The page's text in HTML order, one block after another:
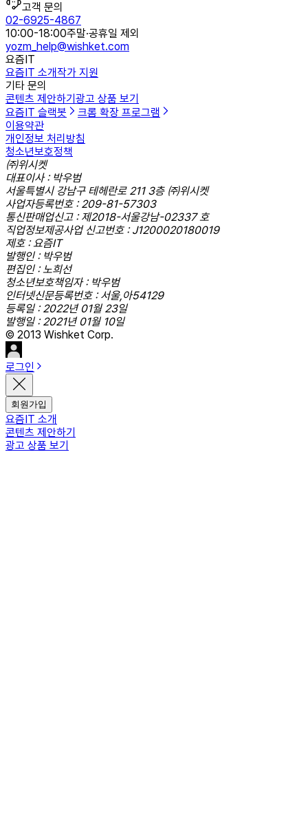
고객 문의
02-6925-4867
10:00-18:00주말·공휴일 제외
yozm_help@wishket.com
요즘IT
요즘IT 소개작가 지원
기타 문의
콘텐츠 제안하기광고 상품 보기
요즘IT 슬랙봇
크롬 확장 프로그램
이용약관
개인정보 처리방침
청소년보호정책
㈜위시켓
대표이사 : 박우범
서울특별시 강남구 테헤란로 211 3층 ㈜위시켓
사업자등록번호 : 209-81-57303
통신판매업신고 : 제2018-서울강남-02337 호
직업정보제공사업 신고번호 : J1200020180019
제호 : 요즘IT
발행인 : 박우범
편집인 : 노희선
청소년보호책임자 : 박우범
인터넷신문등록번호 : 서울,아54129
등록일 : 2022년 01월 23일
발행일 : 2021년 01월 10일
© 2013 Wishket Corp.
로그인
회원가입
요즘IT 소개
콘텐츠 제안하기
광고 상품 보기